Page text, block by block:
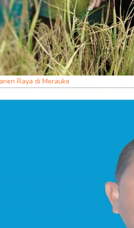
Raya di Merauke